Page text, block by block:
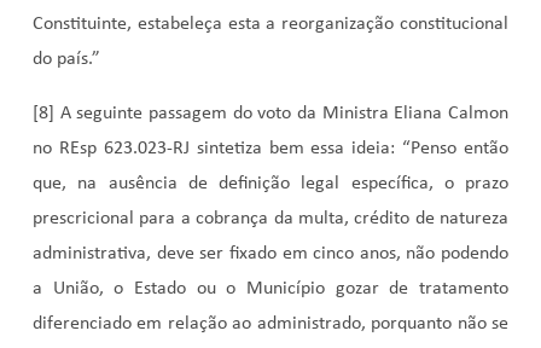
Constituinte, estabeleça esta a reorganização constitucional
do país.”
[8] A seguinte passagem do voto da Ministra Eliana Calmon
no REsp 623.023-RJ sintetiza bem essa ideia: “Penso então
que, na ausência de definição legal específica, o prazo
prescricional para a cobrança da multa, crédito de natureza
administrativa, deve ser fixado em cinco anos, não podendo
a União, o Estado ou o Município gozar de tratamento
diferenciado em relação ao administrado, porquanto não se